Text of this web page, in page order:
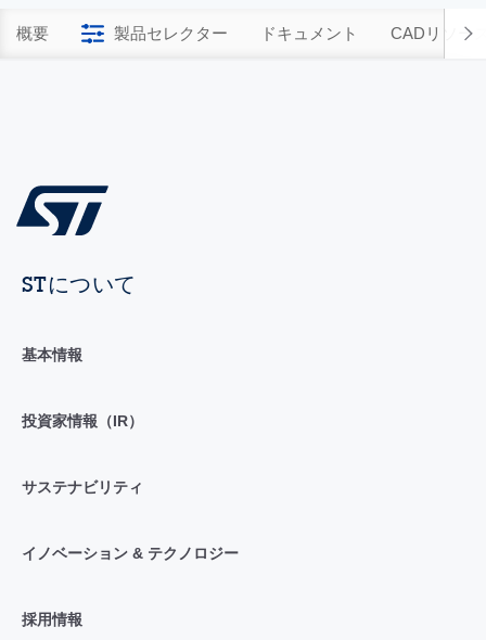
概要 製品セレクター ドキュメント CADリソー
STについて
基本情報
投資家情報（IR）
サステナビリティ
イノベーション & テクノロジー
採用情報